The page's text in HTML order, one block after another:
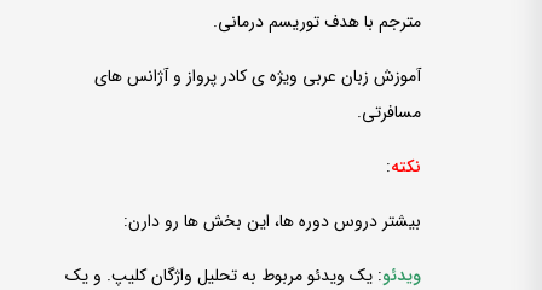
مترجم با هدف توریسم درمانی.
آموزش زبان عربی ویژه ی کادر پرواز و آژانس های
مسافرتی.
نکته:
بیشتر دروس دوره ­ها، این بخش ­ها رو دارن:
ویدئو: یک ویدئو مربوط به تحلیل واژگان کلیپ. و یک